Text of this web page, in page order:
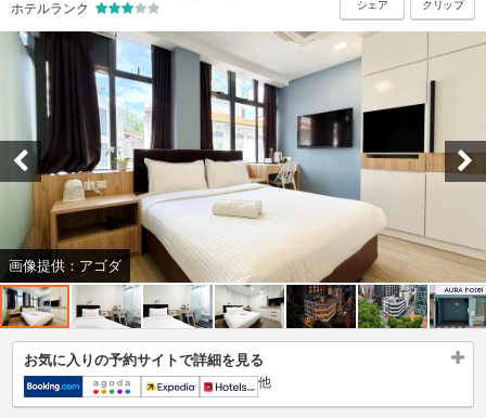
ホテルランク
シェア クリップ
画像提供：アゴダ
お気に入りの予約サイトで詳細を見る
他